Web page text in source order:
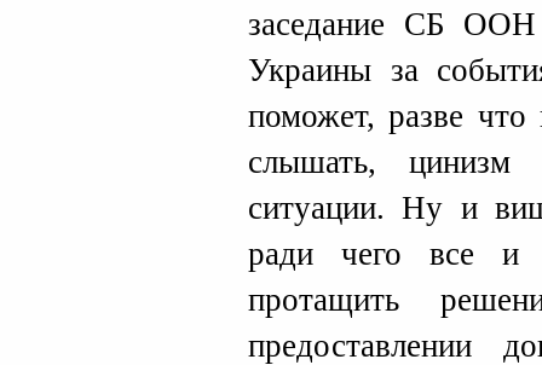
заседание СБ ООН
Украины за
поможет, разве что
слышать, цинизм
ситуации. Ну и
ради чего все и
протащить
предоставлении